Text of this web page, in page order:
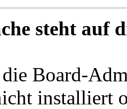
steht auf
Board-
installiert